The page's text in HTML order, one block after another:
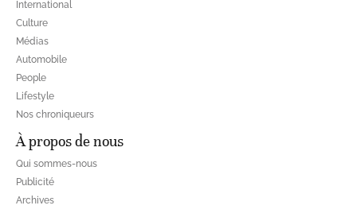
International
Culture
Médias
Automobile
People
Lifestyle
Nos chroniqueurs
À propos de nous
Qui sommes-nous
Publicité
Archives